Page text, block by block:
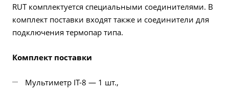
RUT комплектуется специальными соединителями. В
комплект поставки входят также и соединители для
подключения термопар типа.
Комплект поставки
Мультиметр IT-8 — 1 шт.,